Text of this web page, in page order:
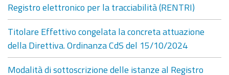
Registro elettronico per la tracciabilità (RENTRI)
Titolare Effettivo congelata la concreta attuazione
della Direttiva. Ordinanza CdS del 15/10/2024
Modalità di sottoscrizione delle istanze al Registro